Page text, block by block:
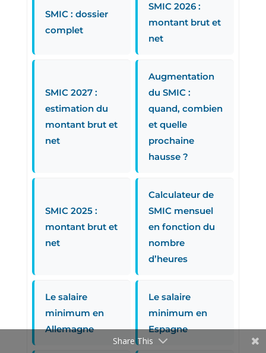
SMIC : dossier
complet
SMIC 2026 :
montant brut et
net
SMIC 2027 :
estimation du
montant brut et
net
Augmentation
du SMIC :
quand, combien
et quelle
prochaine
hausse ?
SMIC 2025 :
montant brut et
net
Calculateur de
SMIC mensuel
en fonction du
nombre
d’heures
Le salaire
minimum en
Allemagne
Le salaire
minimum en
Espagne
Share This